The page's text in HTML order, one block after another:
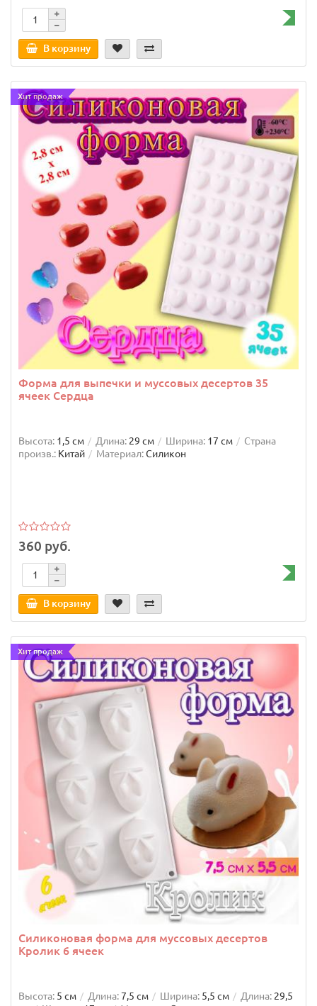
В корзину
Хит продаж
Форма для выпечки и муссовых десертов 35
ячеек Сердца
Высота: 1,5 см Длина: 29 см Ширина: 17 см
Страна
произв.: Китай Материал:Силикон
360 руб.
В корзину
Хит продаж
Силиконовая форма для муссовых десертов
Кролик 6 ячеек
Высота: 5 см Длина:7,5 см Ширина: 5,5 см Длина: 29,5